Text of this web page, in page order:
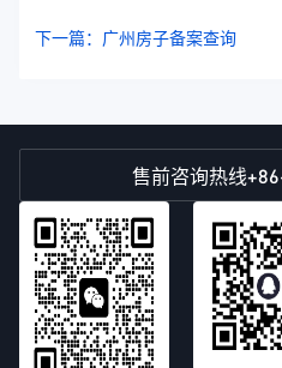
下一篇：广州房子备案查询
售前咨询热线